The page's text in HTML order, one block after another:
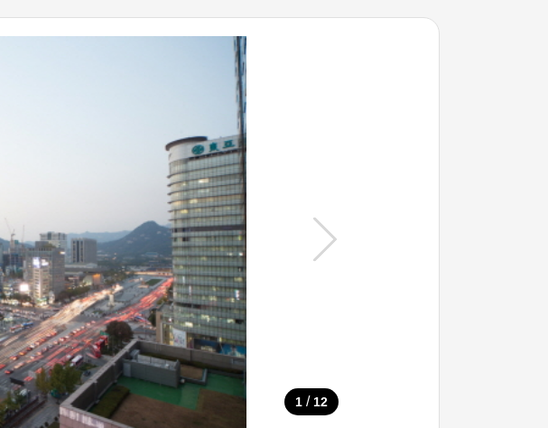
1 / 12